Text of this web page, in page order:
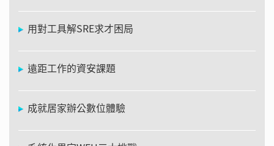
用對工具解SRE求才困局
遠距工作的資安課題
成就居家辦公數位體驗